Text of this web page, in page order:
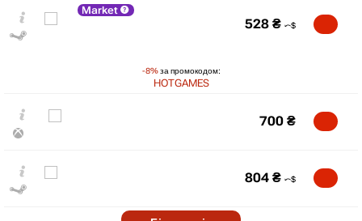
Market
-8%за промокодом:
HOTGAMES
528 ₴
700 ₴
804 ₴
340
400